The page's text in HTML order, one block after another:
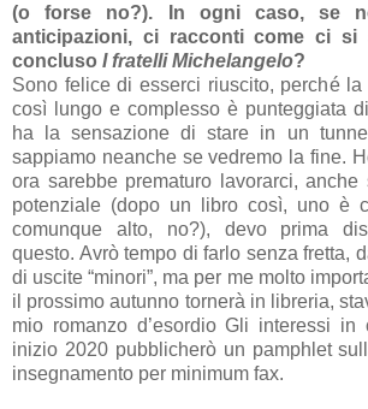
(o forse no?). In ogni caso, se
anticipazioni, ci racconti come ci si
concluso I fratelli Michelangelo?
Sono felice di esserci riuscito, perché
così lungo e complesso è punteggiata
ha la sensazione di stare in un
sappiamo neanche se vedremo la fine.
ora sarebbe prematuro lavorarci, anche
potenziale (dopo un libro così, uno è
comunque alto, no?), devo prima
questo. Avrò tempo di farlo senza fretta,
di uscite “minori”, ma per me molto
il prossimo autunno tornerà in libreria,
mio romanzo d’esordio Gli interessi in
inizio 2020 pubblicherò un pamphlet
insegnamento per minimum fax.